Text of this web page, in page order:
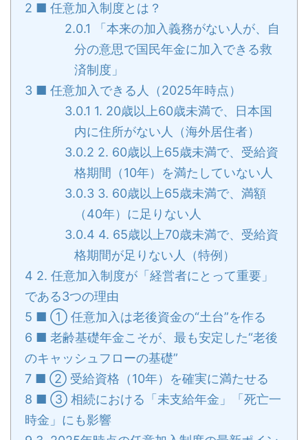
2 ■ 任意加入制度とは？
2.0.1 「本来の加入義務がない人が、自
分の意思で国民年金に加入できる救
済制度」
3 ■ 任意加入できる人（2025年時点）
3.0.1 1. 20歳以上60歳未満で、日本国
内に住所がない人（海外居住者）
3.0.2 2. 60歳以上65歳未満で、受給資
格期間（10年）を満たしていない人
3.0.33. 60歳以上65歳未満で、満額
（40年）に足りない人
3.0.4 4. 65歳以上70歳未満で、受給資
格期間が足りない人（特例）
4 2. 任意加入制度が「経営者にとって重要」
である3つの理由
5 ■ ① 任意加入は老後資金の“土台”を作る
6 ■ 老齢基礎年金こそが、最も安定した“老後
のキャッシュフローの基礎”
7 ■ ② 受給資格（10年）を確実に満たせる
8 ■ ③ 相続における「未支給年金」「死亡一
時金」にも影響